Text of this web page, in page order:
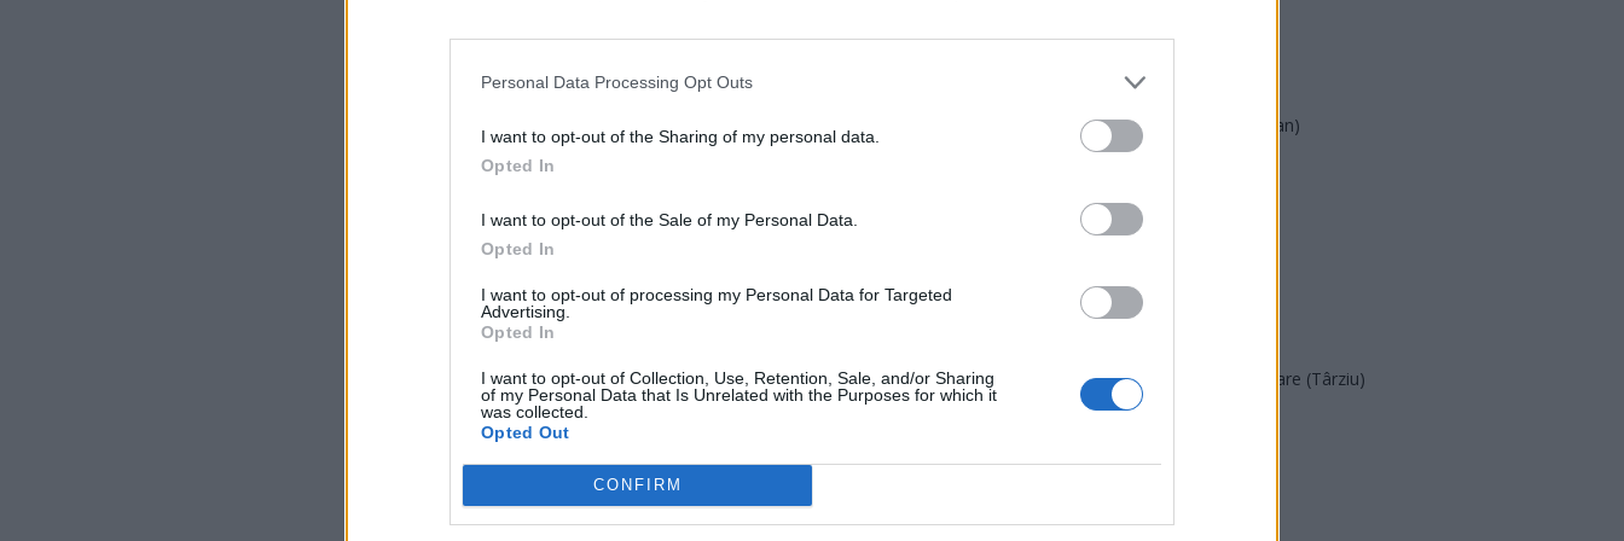
Personal Data Processing Opt Outs
I want to opt-out of the Sharing of my personal data.
Opted In
I want to opt-out of the Sale of my Personal Data.
Opted In
I want to opt-out of processing my Personal Data for Targeted
Advertising.
Opted In
I want to opt-out of Collection, Use, Retention, Sale, and/or Sharing
of my Personal Data that Is Unrelated with the Purposes for which it
was collected.
Opted Out
CONFIRM
PMP (Tomac)
Forța Dreptei (L. Orban)
SENS
POT (Gavrilă)
Acțiunea Conservatoare (Târziu)
PDF (Lazarus)
PNCR (Terheș)